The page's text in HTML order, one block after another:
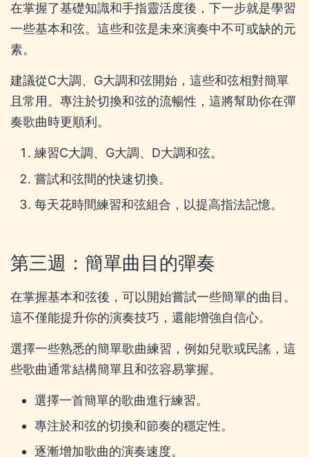
在掌握了基礎知識和手指靈活度後，下一步就是學習
一些基本和弦。這些和弦是未來演奏中不可或缺的元
素。
建議從C大調、G大調和弦開始，這些和弦相對簡單
且常用。專注於切換和弦的流暢性，這將幫助你在彈
奏歌曲時更順利。
練習C大調、G大調、D大調和弦。
嘗試和弦間的快速切換。
每天花時間練習和弦組合，以提高指法記憶。
第三週：簡單曲目的彈奏
在掌握基本和弦後，可以開始嘗試一些簡單的曲目。
這不僅能提升你的演奏技巧，還能增強自信心。
選擇一些熟悉的簡單歌曲練習，例如兒歌或民謠，這
些歌曲通常結構簡單且和弦容易掌握。
選擇一首簡單的歌曲進行練習。
專注於和弦的切換和節奏的穩定性。
逐漸增加歌曲的演奏速度。